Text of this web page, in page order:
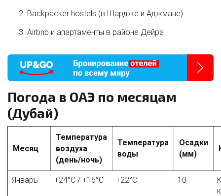
Backpacker hostels (в Шардже и Аджмане)
Airbnb и апартаменты в районе Дейра
Погода в ОАЭ по месяцам
(Дубай)
Месяц
Температура
воздуха
(день/ночь)
Температура
воды
Осадки
(мм)
Январь +24°C / +16°C +22°C 10